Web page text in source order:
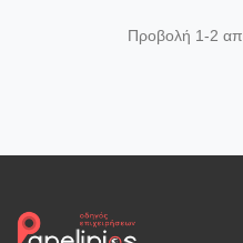
Προβολή 1-2